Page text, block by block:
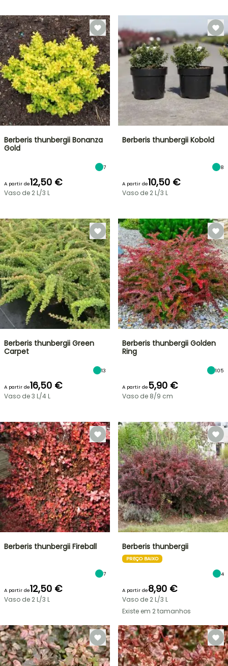
Berberis thunbergii Bonanza
Gold
7
A partir de12,50 €
Vaso de 2 L/3 L
Berberis thunbergii Kobold
8
A partir de10,50 €
Vaso de 2 L/3 L
Berberis thunbergii Green
Carpet
13
A partir de16,50 €
Vaso de 3 L/4 L
Berberis thunbergii Golden
Ring
105
A partir de5,90 €
Vaso de 8/9 cm
Berberis thunbergii Fireball
7
A partir de12,50 €
Vaso de 2 L/3 L
Berberis thunbergii
PREÇO BAIXO
4
A partir de8,90 €
Vaso de 2 L/3 L
Existe em 2 tamanhos